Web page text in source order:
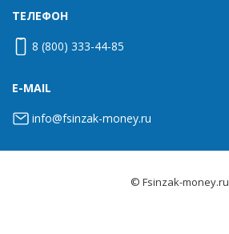
ТЕЛЕФОН
8 (800) 333-44-85
E-MAIL
info@fsinzak-money.ru
© Fsinzak-money.ru